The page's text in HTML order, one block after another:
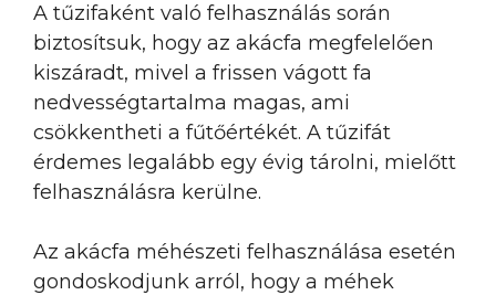
A tűzifaként való felhasználás során
biztosítsuk, hogy az akácfa megfelelően
kiszáradt, mivel a frissen vágott fa
nedvességtartalma magas, ami
csökkentheti a fűtőértékét. A tűzifát
érdemes legalább egy évig tárolni, mielőtt
felhasználásra kerülne.
Az akácfa méhészeti felhasználása esetén
gondoskodjunk arról, hogy a méhek